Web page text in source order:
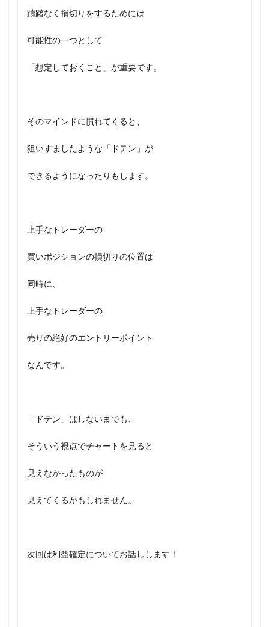
躊躇なく損切りをするためには
可能性の一つとして
「想定しておくこと」が重要です。
そのマインドに慣れてくると、
狙いすましたような「ドテン」が
できるようになったりもします。
上手なトレーダーの
買いポジションの損切りの位置は
同時に、
上手なトレーダーの
売りの絶好のエントリーポイント
なんです。
「ドテン」はしないまでも、
そういう視点でチャートを見ると
見えなかったものが
見えてくるかもしれません。
次回は利益確定についてお話しします！